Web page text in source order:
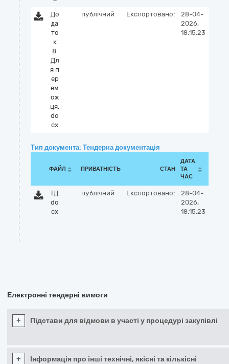
До
да
то
к
8.
Дл
я п
ер
ем
ож
ця.
do
cx
публічний Експортовано:
28-04-
2026,
18:15:23
Тип документа: Тендерна документація
ФАЙЛ ПРИВАТНІСТЬ СТАН
ДАТА
ТА
ЧАС
ТД.
do
cx
публічний Експортовано:
28-04-
2026,
18:15:23
Електронні тендерні вимоги
+ Підстави для відмови в участі у процедурі закупівлі
+
Інформація про інші технічні, якісні та кількісні